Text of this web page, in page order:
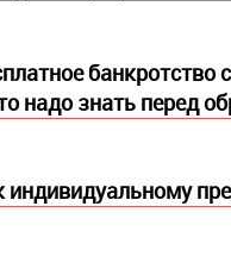
надо знать перед
индивидуальному